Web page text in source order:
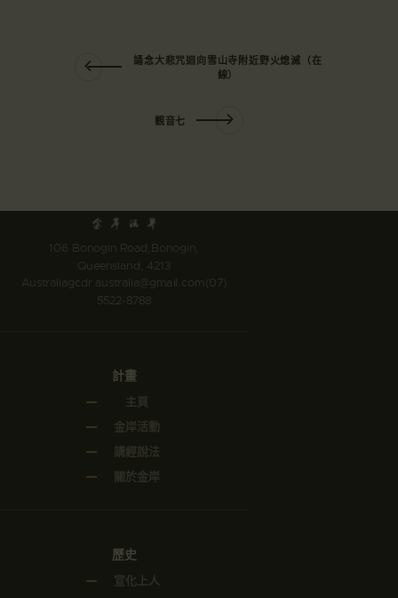
誦念大悲咒迴向雪山寺附近野火熄滅（在
線）
觀音七
106 Bonogin Road,Bonogin,
Queensland, 4213
Australia gcdr.australia@gmail.com (07)
5522-8788
計畫
主頁
金岸活動
講經說法
關於金岸
歷史
宣化上人